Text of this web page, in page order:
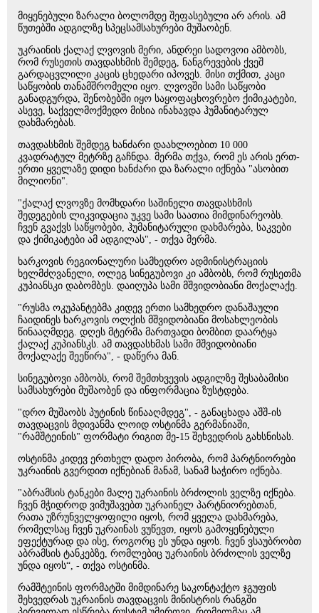
მიყენებული ზარალი ბოლომდე შეფასებული არ არის. ამ
წუთებში ადგილზე სპეცსამსახურები მუშაობენ.
უკრაინის ქალაქ ლვოვის მერი, ანდრეი სადოვოი ამბობს,
რომ რუსეთის თავდასხმის შემდეგ, ნანგრევების ქვეშ
გარდაცვლილი კაცის ცხედარი იპოვეს. მისი თქმით, კაცი
საწყობის თანამშრომელი იყო. ლვოვში სამი საწყობი
განადგურდა, შენობებში იყო საყოფაცხოვრებო ქიმიკატები,
ასევე, საქველმოქმედო მისია ინახავდა ჰუმანიტარულ
დახმარებას.
თავდასხმის შემდეგ ხანძარი დაახლოებით 10 000
კვადრატულ მეტრზე გაჩნდა. მერმა თქვა, რომ ეს არის ერთ-
ერთი ყველაზე დიდი ხანძარი და ზარალი იქნება "ასობით
მილიონი".
"ქალაქ ლვოვზე მომხდარი საშინელი თავდასხმის
შედეგების ლიკვიდაცია უკვე სამი საათია მიმდინარეობს.
ჩვენ გვაქვს საწყობები, ჰუმანიტარული დახმარება, საკვები
და ქიმიკატები ამ ადგილას", - თქვა მერმა.
ხარკოვის რეგიონალური სამხედრო ადმინისტრაციის
ხელმძღვანელი, ოლეგ სინეგუბოვი კი ამბობს, რომ რუსეთმა
კუპიანსკი დაბომბეს. დაიღუპა სამი მშვიდობიანი მოქალაქე.
"რუსმა ოკუპანტებმა კიდევ ერთი სამხედრო დანაშაული
ჩაიდინეს ხარკოვის ოლქის მშვიდობიანი მოსახლეობის
წინააღმდეგ. დღეს მტერმა მართვადი ბომბით დაარტყა
ქალაქ კუპიანსკს. ამ თავდასხმას სამი მშვიდობიანი
მოქალაქე შეეწირა", - დაწერა მან.
სინეგუბოვი ამბობს, რომ შემთხვევის ადგილზე შესაბამისი
სამსახურები მუშაობენ და ინფორმაცია ზუსტდება.
"დრო მუშაობს პუტინის წინააღმდეგ", - განაცხადა აშშ-ის
თავდაცვის მდივანმა ლოიდ ოსტინმა გერმანიაში,
"რამშტეინის" ფორმატი რიგით მე-15 შეხვედრის გახსნისას.
ოსტინმა კიდევ ერთხელ დადო პირობა, რომ პარტნიორები
უკრაინის გვერდით იქნებიან მანამ, სანამ საჭირო იქნება.
"აბრამსის ტანკები მალე უკრაინის ბრძოლის ველზე იქნება.
ჩვენ მჭიდროდ ვიმუშავებთ უკრაინელ პარტნიორებთან,
რათა უზრუნველყოფილი იყოს, რომ ყველა დახმარება,
რომელსაც ჩვენ უკრაინას ვუწევთ, იყოს გამოყენებული
ეფექტურად და ისე, როგორც ეს უნდა იყოს. ჩვენ ვსაუბრობთ
აბრამსის ტანკებზე, რომლებიც უკრაინის ბრძოლის ველზე
უნდა იყოს“, - თქვა ოსტინმა.
რამშტეინის ფორმატში მიმდინარე საკონტაქტო ჯგუფის
შეხვედრას უკრაინის თავდაცვის მინისტრის რანგში